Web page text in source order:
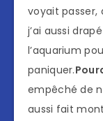
voyait passer,
j’ai aussi
l’aquarium
paniquer.
empêché de
aussi fait